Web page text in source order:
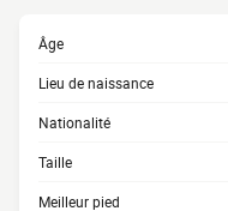
Âge
Lieu de naissance
Nationalité
Taille
Meilleur pied